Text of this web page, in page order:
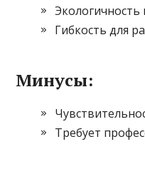
Экологичность
Гибкость для
Минусы:
Требует